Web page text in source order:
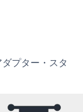
プター・スタ